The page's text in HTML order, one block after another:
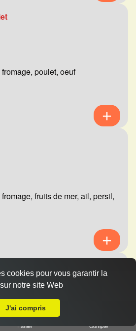
poulet, oeuf
fruits de mer, ail, persil,
viande hachée,
Panier Compte
cookies pour vous garantir la
notre site Web
J'ai compris